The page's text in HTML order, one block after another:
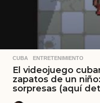
CUBA ,ENTRETENIMIENTO
El videojuego
zapatos de un
sorpresas (aquí